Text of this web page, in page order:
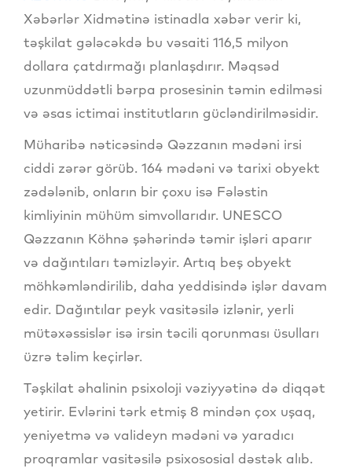
Xəbərlər Xidmətinə istinadla xəbər verir ki,
təşkilat gələcəkdə bu vəsaiti 116,5 milyon
dollara çatdırmağı planlaşdırır. Məqsəd
uzunmüddətli bərpa prosesinin təmin edilməsi
və əsas ictimai institutların gücləndirilməsidir.
Müharibə nəticəsində Qəzzanın mədəni irsi
ciddi zərər görüb. 164 mədəni və tarixi obyekt
zədələnib, onların bir çoxu isə Fələstin
kimliyinin mühüm simvollarıdır. UNESCO
Qəzzanın Köhnə şəhərində təmir işləri aparır
və dağıntıları təmizləyir. Artıq beş obyekt
möhkəmləndirilib, daha yeddisində işlər davam
edir. Dağıntılar peyk vasitəsilə izlənir, yerli
mütəxəssislər isə irsin təcili qorunması üsulları
üzrə təlim keçirlər.
Təşkilat əhalinin psixoloji vəziyyətinə də diqqət
yetirir. Evlərini tərk etmiş 8 mindən çox uşaq,
yeniyetmə və valideyn mədəni və yaradıcı
proqramlar vasitəsilə psixososial dəstək alıb.